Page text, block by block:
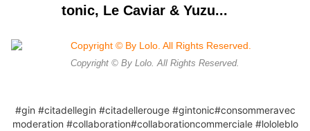
tonic, Le Caviar & Yuzu...
Copyright © By Lolo. All Rights Reserved.
#gin #citadellegin #citadellerouge #gintonic#consommeravec
moderation #collaboration#collaborationcommerciale #lololeblo